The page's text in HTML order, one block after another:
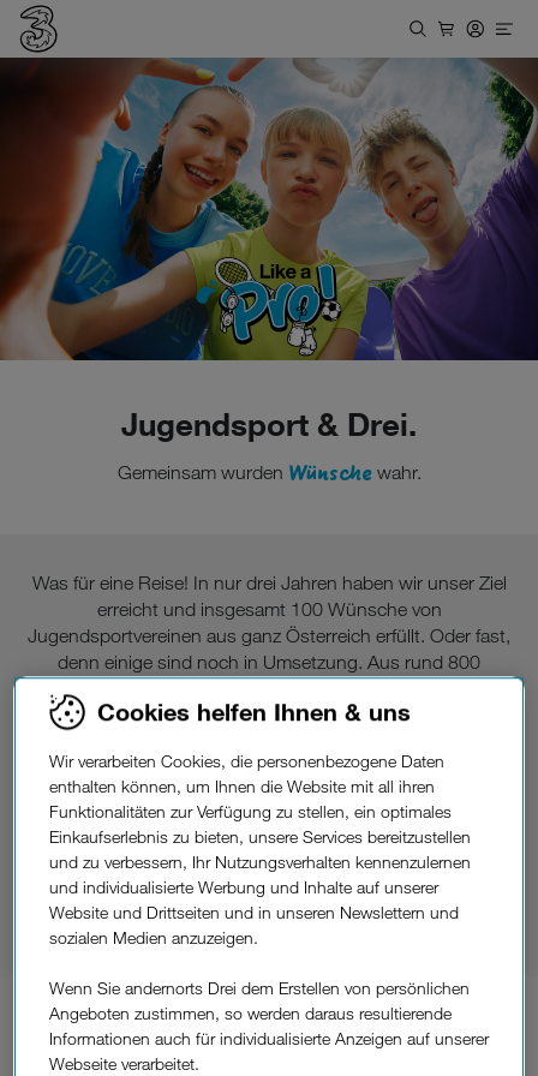
Jugendsport & Drei.
Gemeinsam wurden Wünschewahr.
Was für eine Reise! In nur drei Jahren haben wir unser Ziel
erreicht und insgesamt 100 Wünsche von
Jugendsportvereinen aus ganz Österreich erfüllt. Oder fast,
denn einige sind noch in Umsetzung. Aus rund 800
jedes davon war einzigartig. Den Ideen waren keine Grenzen
zum Training mit dem Sportsidol war alles dabei.
Wir sagen danke an alle Vereine, die mitgemacht haben.
Danke für eure Begeisterung und Zeit, um für eure Jugend
unvergessliche Erlebnisse zu schaffen. Und danke auch an
alle Kids – für eure strahlenden Gesichter, eure vielen
positiven Rückmeldungen und euren ungebremsten Einsatz
und eure Leidenschaft für den Vereinssport.
So hat sich dasangefühlt.
Ein paar Ausschnitte von vielen
Cookies helfen Ihnen & uns
Wir verarbeiten Cookies, die personenbezogene Daten
enthalten können, um Ihnen die Website mit all ihren
Funktionalitäten zur Verfügung zu stellen, ein optimales
Einkaufserlebnis zu bieten, unsere Services bereitzustellen
und zu verbessern, Ihr Nutzungsverhalten kennenzulernen
und individualisierte Werbung und Inhalte auf unserer
Website und Drittseiten und in unseren Newslettern und
sozialen Medien anzuzeigen.
Wenn Sie andernorts Drei dem Erstellen von persönlichen
Angeboten zustimmen, so werden daraus resultierende
Informationen auch für individualisierte Anzeigen auf unserer
Webseite verarbeitet.